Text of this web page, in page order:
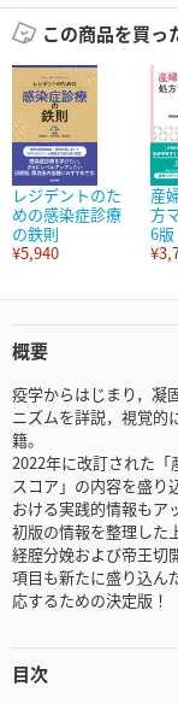
この商品を買っ
レジデントのた
めの感染症診療
の鉄則
¥5,940
産
方
6版
概要
疫学からはじまり，凝
ニズムを詳説，視覚的
籍。
2022年に改訂された
スコア」の内容を盛り
おける実践的情報もア
初版の情報を整理した
経腟分娩および帝王切
項目も新たに盛り込ん
応するための決定版！
目次